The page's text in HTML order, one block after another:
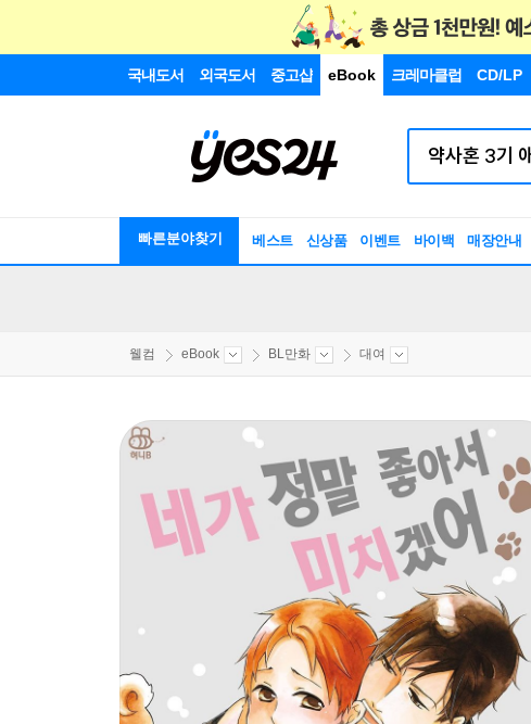
국내도서 외국도서 중고샵 eBook 크레마클럽 CD/LP
빠른분야찾기 베스트 신상품 이벤트 바이백 매장안내
웰컴 eBook BL만화 대여